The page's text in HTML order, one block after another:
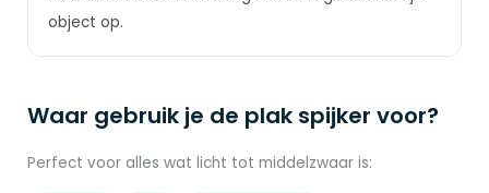
object op.
Waar gebruik je de plak spijker voor?
Perfect voor alles wat licht tot middelzwaar is: